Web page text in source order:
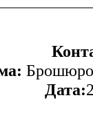
Дата: